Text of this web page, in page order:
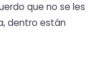
que no se les
dentro están